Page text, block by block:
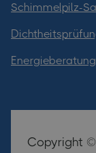
Schimmelpilz-
Copyright ©